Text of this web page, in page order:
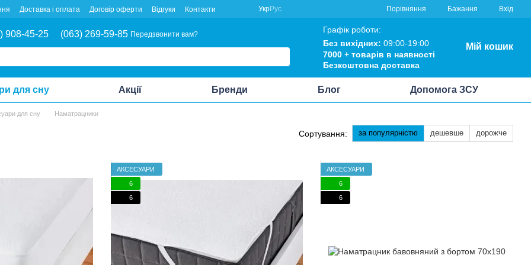
Доставка і оплата Договір оферти Відгуки Контакти УкрРус Порівняння Бажання Вхід
908-45-25 (063) 269-59-85 Передзвонити вам?
Графік роботи:
Без вихідних: 09:00-19:00
7000 + товарів в наявності
Безкоштовна доставка
Мій кошик
для сну Акції Бренди Блог Допомога ЗСУ
для сну Наматрацники
Сортування: за популярністю дешевше дорожче
АКСЕСУАРИ
6
6
АКСЕСУАРИ
6
6